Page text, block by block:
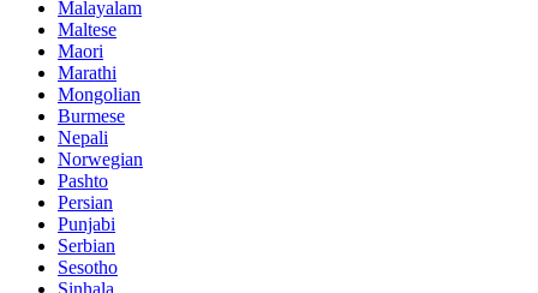
Malayalam
Maltese
Maori
Marathi
Mongolian
Burmese
Nepali
Norwegian
Pashto
Persian
Punjabi
Serbian
Sesotho